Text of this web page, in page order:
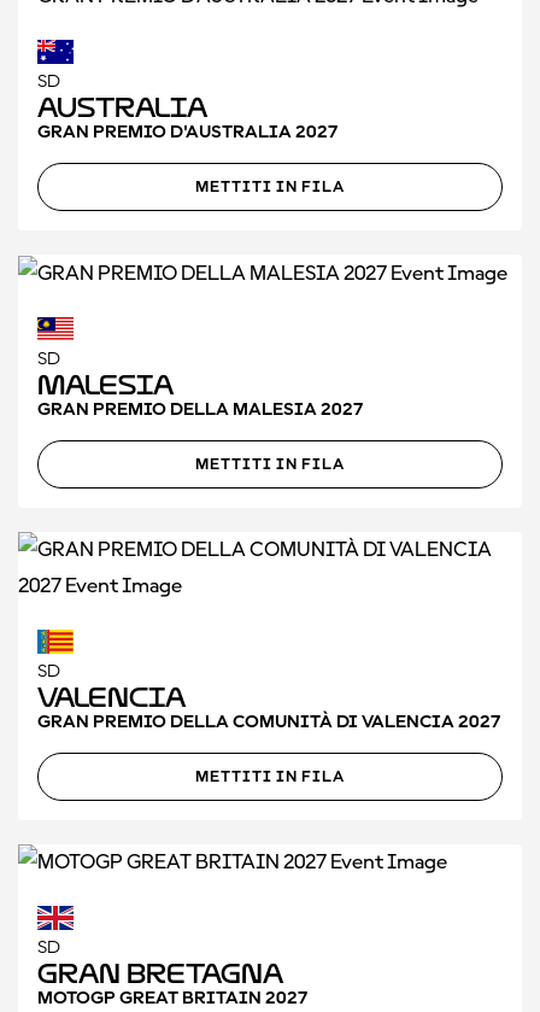
SD
Australia
GRAN PREMIO D'AUSTRALIA 2027
METTITI IN FILA
SD
Malesia
GRAN PREMIO DELLA MALESIA 2027
METTITI IN FILA
SD
Valencia
GRAN PREMIO DELLA COMUNITÀ DI VALENCIA 2027
METTITI IN FILA
SD
Gran Bretagna
MOTOGP GREAT BRITAIN 2027